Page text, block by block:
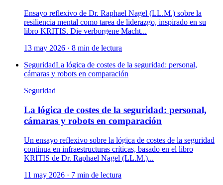
Ensayo reflexivo de Dr. Raphael Nagel (LL.M.) sobre la
resiliencia mental como tarea de liderazgo, inspirado en su
libro KRITIS. Die verborgene Macht...
13 may 2026 · 8 min de lectura
SeguridadLa lógica de costes de la seguridad: personal,
cámaras y robots en comparación
Seguridad
La lógica de costes de la seguridad: personal,
cámaras y robots en comparación
Un ensayo reflexivo sobre la lógica de costes de la seguridad
continua en infraestructuras críticas, basado en el libro
KRITIS de Dr. Raphael Nagel (LL.M.)...
11 may 2026 · 7 min de lectura